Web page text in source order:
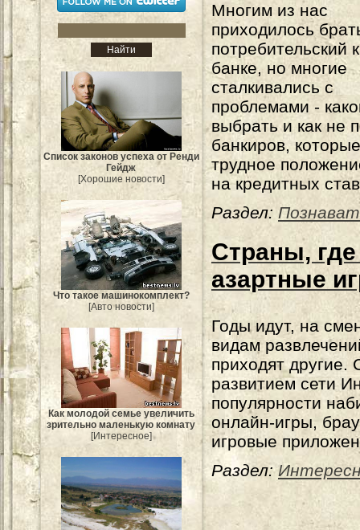
Список законов успеха от Ренди
Гейдж
[Хорошие новости]
Что такое машинокомплект?
[Авто новости]
Как молодой семье увеличить
зрительно маленькую комнату
[Интересное]
Многим из нас
приходилось
потребительский
банке, но многие
сталкивались с
проблемами -
выбрать и как не
банкиров,
трудное
на кредитных
Раздел:
Страны,
азартные
Годы идут, на
видам
приходят другие.
развитием сети
популярности
онлайн-игры,
игровые
Раздел: